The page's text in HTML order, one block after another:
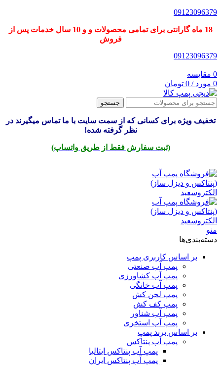
09123096379
18 ماه گارانتی برای تمامی محصولات و و 10 سال خدمات پس از
فروش
09123096379
0 مقایسه
0 مورد /
0 تومان
جستجو
تخفیف ویژه برای کسانی که از سمت سایت با ما تماس میگیرند در
نظر گرفته شده!
(ثبت سفارش فقط از طریق واتساپ)
منو
دسته‌بندی‌ها
بر اساس کاربری پمپ
پمپ آب صنعتی
پمپ آب کشاورزی
پمپ آب خانگی
پمپ لجن کش
پمپ کف کش
پمپ آب شناور
پمپ آب استخری
بر اساس برند پمپ
پمپ آب پنتاکس
پمپ آب پنتاکس ایتالیا
پمپ آب پنتاکس ایران